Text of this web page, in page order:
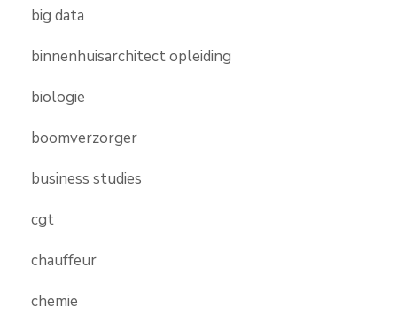
big data
binnenhuisarchitect opleiding
biologie
boomverzorger
business studies
cgt
chauffeur
chemie